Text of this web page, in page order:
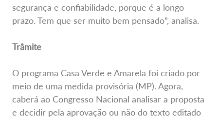
segurança e confiabilidade, porque é a longo
prazo. Tem que ser muito bem pensado”, analisa.
Trâmite
O programa Casa Verde e Amarela foi criado por
meio de uma medida provisória (MP). Agora,
caberá ao Congresso Nacional analisar a proposta
e decidir pela aprovação ou não do texto editado